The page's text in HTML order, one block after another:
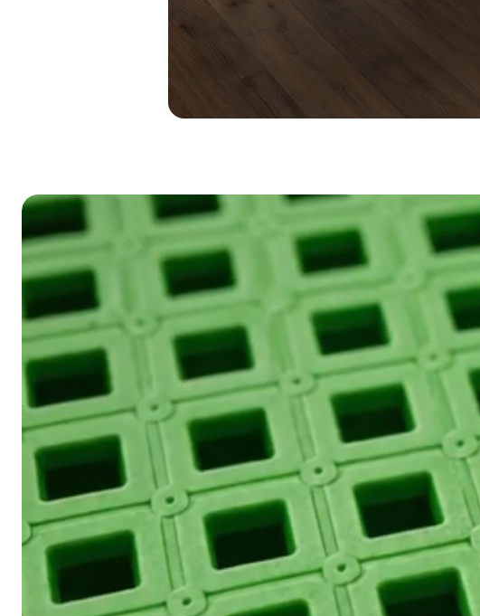
VINIL GOLD
Base em PVC
Ver produto